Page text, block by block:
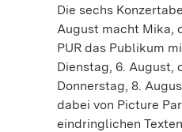
Die sechs
August macht Mika,
PUR das Publikum
Dienstag, 6. August,
Donnerstag, 8.
dabei von Picture
eindringlichen